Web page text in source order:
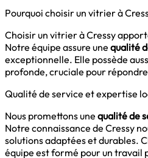
Pourquoi choisir un vitrier à
Choisir un vitrier à Cressy
Notre équipe assure une qualité
exceptionnelle. Elle possède
profonde, cruciale pour
Qualité de service et expertise
Nous promettons une qualité de
Notre connaissance de Cressy
solutions adaptées et durables.
équipe est formé pour un travail